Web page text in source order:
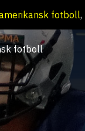
fotboll,
fotboll